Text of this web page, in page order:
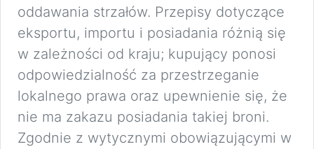
oddawania strzałów. Przepisy dotyczące
eksportu, importu i posiadania różnią się
w zależności od kraju; kupujący ponosi
odpowiedzialność za przestrzeganie
lokalnego prawa oraz upewnienie się, że
nie ma zakazu posiadania takiej broni.
Zgodnie z wytycznymi obowiązującymi w